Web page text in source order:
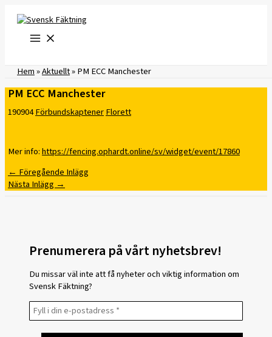
innehåll
Hem»Aktuellt»PM ECC Manchester
PM ECC Manchester
190904FörbundskaptenerFlorett
Mer info:https://fencing.ophardt.online/sv/widget/event/17860
←Föregående Inlägg
Nästa Inlägg→
Prenumerera på vårt nyhetsbrev!
Du missar väl inte att få nyheter och viktig information om
Svensk Fäktning?